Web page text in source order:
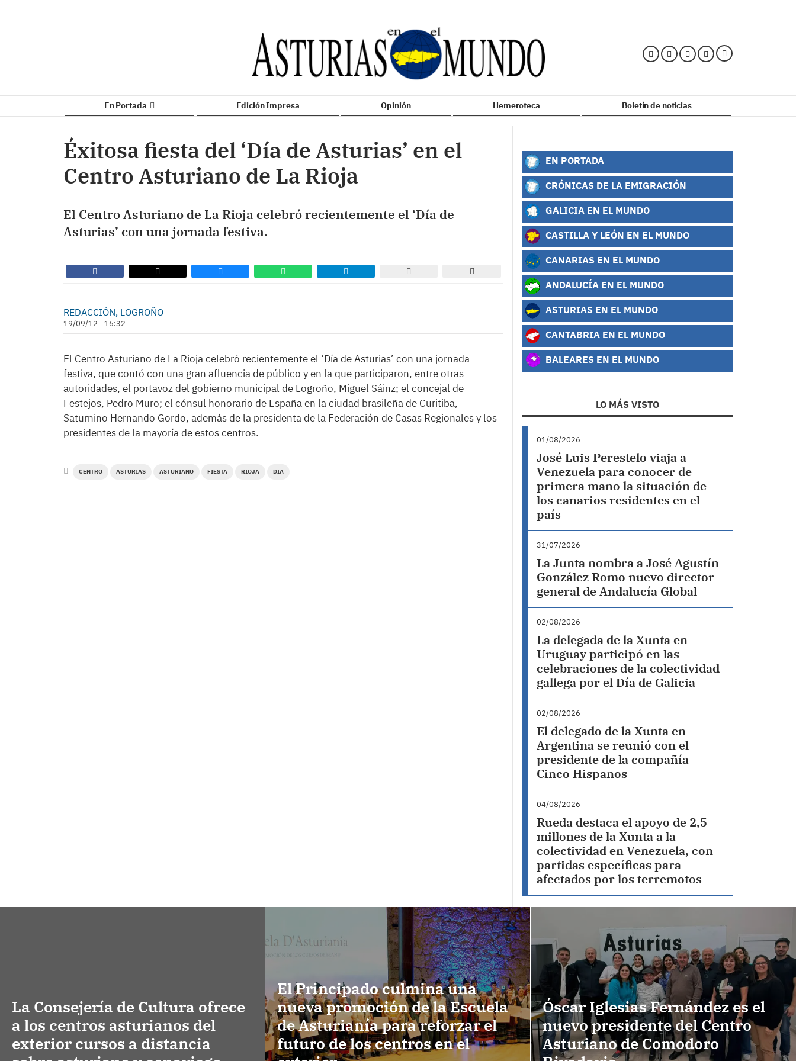
En Portada Edición Impresa Opinión Hemeroteca Boletín de noticias
Éxitosa fiesta del ‘Día de Asturias’ en el
Centro Asturiano de La Rioja
El Centro Asturiano de La Rioja celebró recientemente el ‘Día de
Asturias’ con una jornada festiva.
REDACCIÓN, LOGROÑO
19/09/12 - 16:32
El Centro Asturiano de La Rioja celebró recientemente el ‘Día de Asturias’ con una jornada
festiva, que contó con una gran afluencia de público y en la que participaron, entre otras
autoridades, el portavoz del gobierno municipal de Logroño, Miguel Sáinz; el concejal de
Festejos, Pedro Muro; el cónsul honorario de España en la ciudad brasileña de Curitiba,
Saturnino Hernando Gordo, además de la presidenta de la Federación de Casas Regionales y los
presidentes de la mayoría de estos centros.
CENTRO ASTURIAS ASTURIANO FIESTA RIOJA DIA
EN PORTADA
CRÓNICAS DE LA EMIGRACIÓN
GALICIA EN EL MUNDO
CASTILLA Y LEÓN EN EL MUNDO
CANARIAS EN EL MUNDO
ANDALUCÍA EN EL MUNDO
ASTURIAS EN EL MUNDO
CANTABRIA EN EL MUNDO
BALEARES EN EL MUNDO
LO MÁS VISTO
01/08/2026
José Luis Perestelo viaja a
Venezuela para conocer de
primera mano la situación de
los canarios residentes en el
país
31/07/2026
La Junta nombra a José Agustín
González Romo nuevo director
general de Andalucía Global
02/08/2026
La delegada de la Xunta en
Uruguay participó en las
celebraciones de la colectividad
gallega por el Día de Galicia
02/08/2026
El delegado de la Xunta en
Argentina se reunió con el
presidente de la compañía
Cinco Hispanos
04/08/2026
Rueda destaca el apoyo de 2,5
millones de la Xunta a la
colectividad en Venezuela, con
partidas específicas para
afectados por los terremotos
La Consejería de Cultura ofrece
a los centros asturianos del
exterior cursos a distancia
El Principado culmina una
nueva promoción de la Escuela
de Asturianía para reforzar el
futuro de los centros en el
Óscar Iglesias Fernández es el
nuevo presidente del Centro
Asturiano de Comodoro